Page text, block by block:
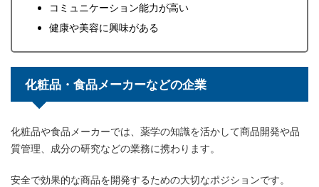
コミュニケーション能力が高い
健康や美容に興味がある
化粧品・食品メーカーなどの企業
化粧品や食品メーカーでは、薬学の知識を活かして商品開発や品
質管理、成分の研究などの業務に携わります。
安全で効果的な商品を開発するための大切なポジションです。